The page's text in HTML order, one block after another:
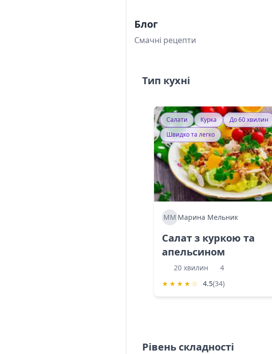
Блог
Смачні рецепти
Тип кухні
Салати Курка
До 60 хвилин
Швидко та легко
ММ Марина Мельник
Салат з куркою та
апельсином
20 хвилин
4
★ ★ ★ ★ ☆ 4.5(34)
Рівень складності